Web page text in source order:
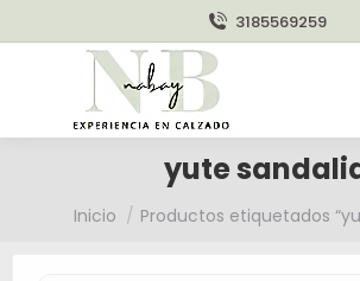
3185569259
yute
Estás aquí:
Inicio Productos etiquetados